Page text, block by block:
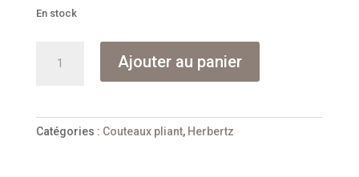
En stock
Ajouter au panier
Catégories : Couteaux pliant, Herbertz